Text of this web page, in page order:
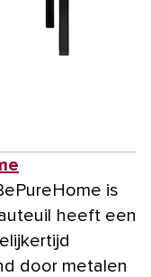
is
heeft een
door metalen